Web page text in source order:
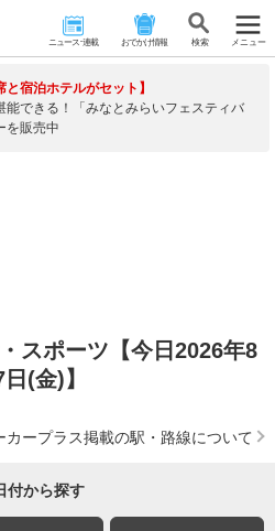
ニュース･連載 おでかけ情報 検 索 メニュー
と宿泊ホテルがセット】
能できる！「みなとみらいフェスティバ
を販売中
スポーツ【今日2026年8
日(金)】
カープラス掲載の駅・路線について
付から探す